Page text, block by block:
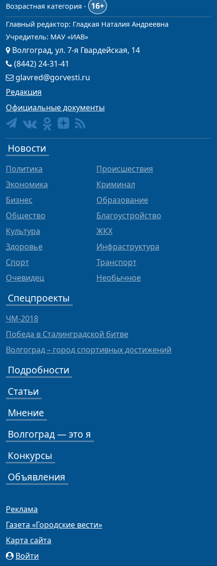
Возрастная категория -
16+
Главный редактор: Гладкая Наталия Андреевна
Учредитель: МАУ «ИАВ»
Волгоград, ул. 7-я Гвардейская, 14
(8442) 24-31-41
glavred@gorvesti.ru
Редакция
Официальные документы
Новости
Политика
Экономика
Бизнес
Общество
Культура
Здоровье
Спорт
Очевидец
Происшествия
Криминал
Образование
Благоустройство
ЖКХ
Инфраструктура
Транспорт
Необычное
Спецпроекты
ЧМ-2018
Победа в Сталинградской битве
Волгоград – город спортивных достижений
Подробности
Статьи
Мнение
Волгоград — это я
Конкурсы
Объявления
Реклама
Газета «Городские вести»
Карта сайта
Войти